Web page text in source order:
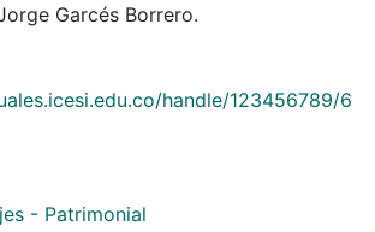
Garcés Borrero.
handle/123456789/6
- Patrimonial